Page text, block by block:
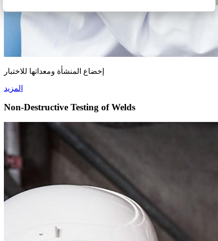
إخضاع المنشأة ومعداتها للاختبار
المزيد
Non-Destructive Testing of Welds